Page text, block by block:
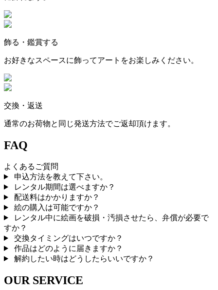
飾る・鑑賞する
お好きなスペースに飾ってアートをお楽しみください。
交換・返送
通常のお荷物と同じ発送方法でご返却頂けます。
FAQ
よくあるご質問
申込方法を教えて下さい。
レンタル期間は選べますか？
配送料はかかりますか？
絵の購入は可能ですか？
レンタル中に絵画を破損・汚損させたら、弁償が必要で
すか？
交換タイミングはいつですか？
作品はどのように届きますか？
解約したい時はどうしたらいいですか？
OUR SERVICE